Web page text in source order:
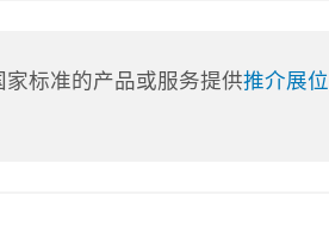
标准的产品或服务提供推介展位